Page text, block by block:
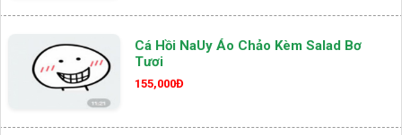
Cá Hồi NaUy Áo Chảo Kèm Salad Bơ
Tươi
155,000Đ